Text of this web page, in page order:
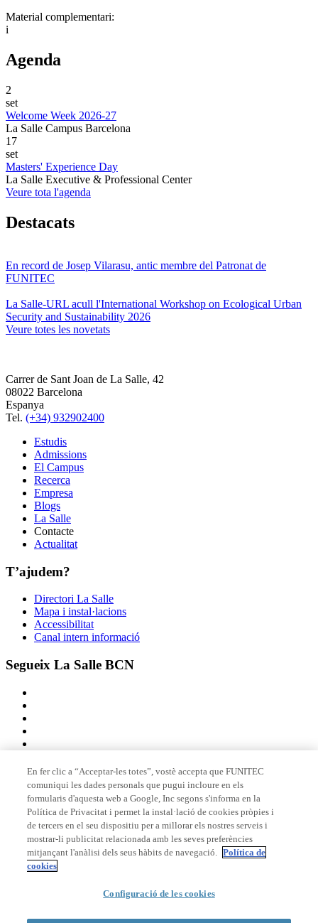
Material complementari:
i
Agenda
2
set
Welcome Week 2026-27
La Salle Campus Barcelona
17
set
Masters' Experience Day
La Salle Executive & Professional Center
Veure tota l'agenda
Destacats
En record de Josep Vilarasu, antic membre del Patronat de
FUNITEC
La Salle-URL acull l'International Workshop on Ecological Urban
Security and Sustainability 2026
Veure totes les novetats
Carrer de Sant Joan de La Salle, 42
08022 Barcelona
Espanya
Tel. (+34) 932902400
Estudis
Admissions
El Campus
Recerca
Empresa
Blogs
La Salle
Contacte
Actualitat
T’ajudem?
Directori La Salle
Mapa i instal·lacions
Accessibilitat
Canal intern informació
Segueix La Salle BCN
Membre de
Acreditacions
© 2026 La Salle Campus Barcelona - URL |Avís legal
En fer clic a “Acceptar-les totes”, vostè accepta que FUNITEC
comuniqui les dades personals que pugui incloure en els
formularis d'aquesta web a Google, Inc segons s'informa en la
Política de Privacitat i permet la instal·lació de cookies pròpies i
de tercers en el seu dispositiu per a millorar els nostres serveis i
mostrar-li publicitat relacionada amb les seves preferències
mitjançant l'anàlisi dels seus hàbits de navegació. Política de
cookies
Configuració de les cookies